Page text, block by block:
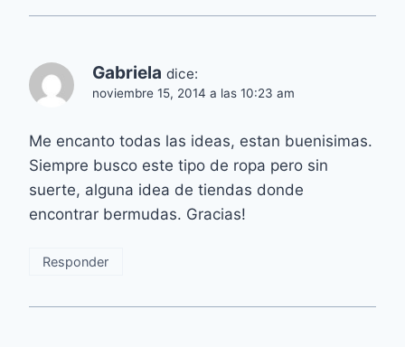
Gabriela dice:
noviembre 15, 2014 a las 10:23 am
Me encanto todas las ideas, estan buenisimas.
Siempre busco este tipo de ropa pero sin
suerte, alguna idea de tiendas donde
encontrar bermudas. Gracias!
Responder